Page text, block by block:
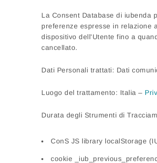
La Consent Database di iubenda
preferenze espresse in relazione
dispositivo dell'Utente fino a
cancellato.
Dati Personali trattati: Dati
Luogo del trattamento: Italia –
Durata degli Strumenti di
ConS JS library localStorage
cookie